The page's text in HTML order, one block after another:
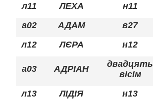
л11
ЛЕХА н11
а02
АДАМ в27
л12
ЛЄРА н12
а03 АДРІАН
двадцять
вісім
л13 ЛІДІЯ н13